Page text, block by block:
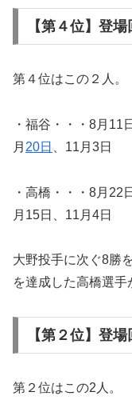
【第４位】登
第４位はこの２人。
・福谷・・・8月11
月 20日 、11月3日
・高橋・・・8月22
月15日、11月4日
大野投手に次ぐ8勝
を達成した高橋選手
【第２位】登
第２位はこの2人。